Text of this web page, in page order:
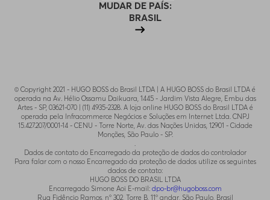
MUDAR DE PAÍS:
BRASIL
© Copyright 2021 - HUGO BOSS do Brasil LTDA | A HUGO BOSS do Brasil LTDA é
operada na Av. Hélio Ossamu Daikuara, 1445 - Jardim Vista Alegre, Embu das
Artes - SP, 03621-070 | (11) 4935-2328. A loja online HUGO BOSS do Brasil LTDA é
operada pela Infracommerce Negócios e Soluções em Internet Ltda. CNPJ
15.427.207/0001-14 - CENU - Torre Norte, Av. das Nações Unidas, 12901 - Cidade
Monções, São Paulo - SP.
.
Dados de contato do Encarregado da proteção de dados do controlador
Para falar com o nosso Encarregado da proteção de dados utilize os seguintes
dados de contato:
HUGO BOSS DO BRASIL LTDA
Encarregado Simone Aoi E-mail: dpo-br@hugoboss.com
Rua Fidêncio Ramos, n° 302, Torre B, 11° andar, São Paulo, Brasil